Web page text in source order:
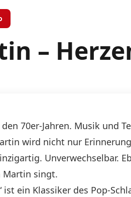
–
70er-Jahren. Musik
wird nicht nur
Unverwechselbar.
Martin singt.
ist ein Klassiker des Pop-